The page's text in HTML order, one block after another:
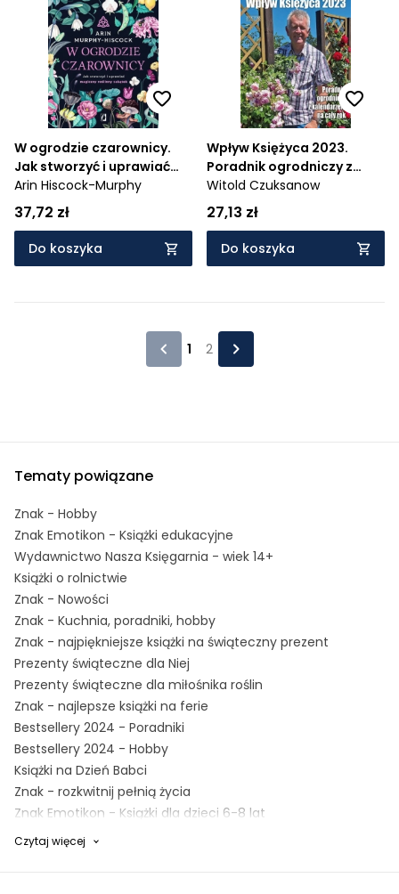
W ogrodzie czarownicy.
Jak stworzyć i uprawiać
magiczny roślinny zakątek
Arin Hiscock-Murphy
37,72 zł
Do koszyka
Wpływ Księżyca 2023.
Poradnik ogrodniczy z
kalendarzem na cały rok
Witold Czuksanow
27,13 zł
Do koszyka
1 2
Tematy powiązane
Znak - Hobby
Znak Emotikon - Książki edukacyjne
Wydawnictwo Nasza Księgarnia - wiek 14+
Książki o rolnictwie
Znak - Nowości
Znak - Kuchnia, poradniki, hobby
Znak - najpiękniejsze książki na świąteczny prezent
Prezenty świąteczne dla Niej
Prezenty świąteczne dla miłośnika roślin
Znak - najlepsze książki na ferie
Bestsellery 2024 - Poradniki
Bestsellery 2024 - Hobby
Książki na Dzień Babci
Znak - rozkwitnij pełnią życia
Znak Emotikon - Książki dla dzieci 6-8 lat
Znak - Książki dla dzieci
Czytaj więcej